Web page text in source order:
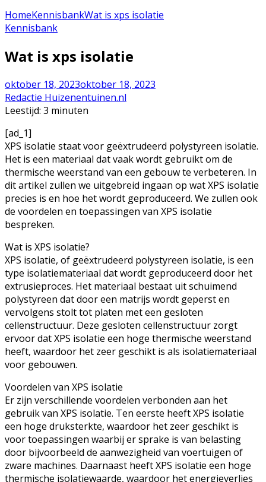
HomeKennisbankWat is xps isolatie
Kennisbank
Wat is xps isolatie
oktober 18, 2023oktober 18, 2023
Redactie Huizenentuinen.nl
Leestijd: 3 minuten
[ad_1]
XPS isolatie staat voor geëxtrudeerd polystyreen isolatie.
Het is een materiaal dat vaak wordt gebruikt om de
thermische weerstand van een gebouw te verbeteren. In
dit artikel zullen we uitgebreid ingaan op wat XPS isolatie
precies is en hoe het wordt geproduceerd. We zullen ook
de voordelen en toepassingen van XPS isolatie
bespreken.
Wat is XPS isolatie?
XPS isolatie, of geëxtrudeerd polystyreen isolatie, is een
type isolatiemateriaal dat wordt geproduceerd door het
extrusieproces. Het materiaal bestaat uit schuimend
polystyreen dat door een matrijs wordt geperst en
vervolgens stolt tot platen met een gesloten
cellenstructuur. Deze gesloten cellenstructuur zorgt
ervoor dat XPS isolatie een hoge thermische weerstand
heeft, waardoor het zeer geschikt is als isolatiemateriaal
voor gebouwen.
Voordelen van XPS isolatie
Er zijn verschillende voordelen verbonden aan het
gebruik van XPS isolatie. Ten eerste heeft XPS isolatie
een hoge druksterkte, waardoor het zeer geschikt is
voor toepassingen waarbij er sprake is van belasting
door bijvoorbeeld de aanwezigheid van voertuigen of
zware machines. Daarnaast heeft XPS isolatie een hoge
thermische isolatiewaarde, waardoor het energieverlies